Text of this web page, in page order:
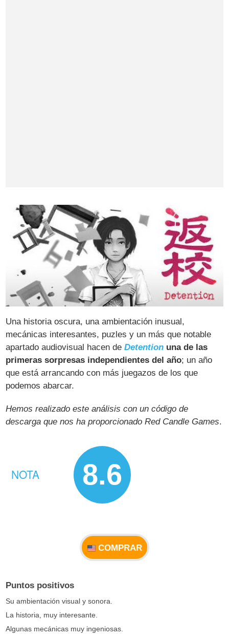
Una historia oscura, una ambientación inusual,
mecánicas interesantes, puzles y un más que notable
apartado audiovisual hacen deDetention una de las
primeras sorpresas independientes del año; un año
que está arrancando con más juegazos de los que
podemos abarcar.
Hemos realizado este análisis con un código de
descarga que nos ha proporcionado Red Candle Games.
NOTA 8.6
COMPRAR
Puntos positivos
Su ambientación visual y sonora.
La historia, muy interesante.
Algunas mecánicas muy ingeniosas.